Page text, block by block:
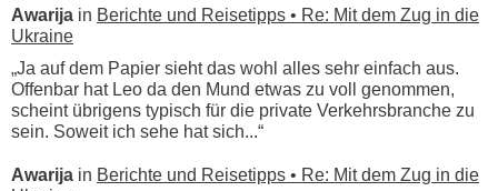
Awarija in Berichte und Reisetipps • Re: Mit dem Zug in die
Ukraine
„Ja auf dem Papier sieht das wohl alles sehr einfach aus.
Offenbar hat Leo da den Mund etwas zu voll genommen,
scheint übrigens typisch für die private Verkehrsbranche zu
sein. Soweit ich sehe hat sich...“
Awarija in Berichte und Reisetipps • Re: Mit dem Zug in die